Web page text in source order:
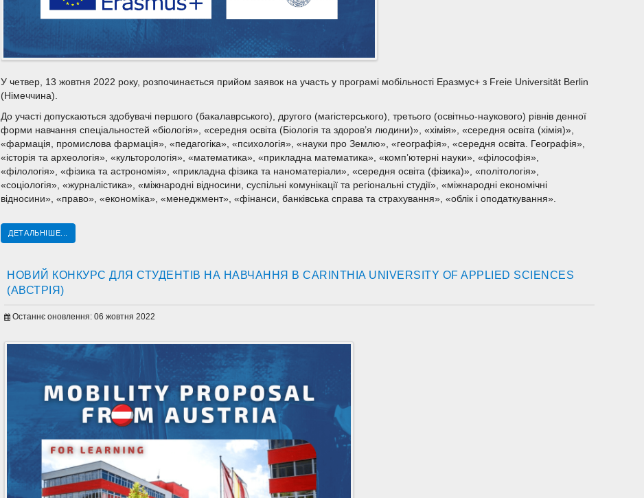
У четвер, 13 жовтня 2022 року, розпочинається прийом заявок на участь у програмі мобільності Еразмус+ з Freie Universität Berlin
(Німеччина).
До участі допускаються здобувачі першого (бакалаврського), другого (магістерського), третього (освітньо-наукового) рівнів денної
форми навчання спеціальностей «біологія», «середня освіта (Біологія та здоров’я людини)», «хімія», «середня освіта (хімія)»,
«фармація, промислова фармація», «педагогіка», «психологія», «науки про Землю», «географія», «середня освіта. Географія»,
«історія та археологія», «культорологія», «математика», «прикладна математика», «комп’ютерні науки», «філософія»,
«філологія», «фізика та астрономія», «прикладна фізика та наноматеріали», «середня освіта (фізика)», «політологія»,
«соціологія», «журналістика», «міжнародні відносини, суспільні комунікації та регіональні студії», «міжнародні економічні
відносини», «право», «економіка», «менеджмент», «фінанси, банківська справа та страхування», «облік і оподаткування».
ДЕТАЛЬНІШЕ...
НОВИЙ КОНКУРС ДЛЯ СТУДЕНТІВ НА НАВЧАННЯ В CARINTHIA UNIVERSITY OF APPLIED SCIENCES
(АВСТРІЯ)
Останнє оновлення: 06 жовтня 2022